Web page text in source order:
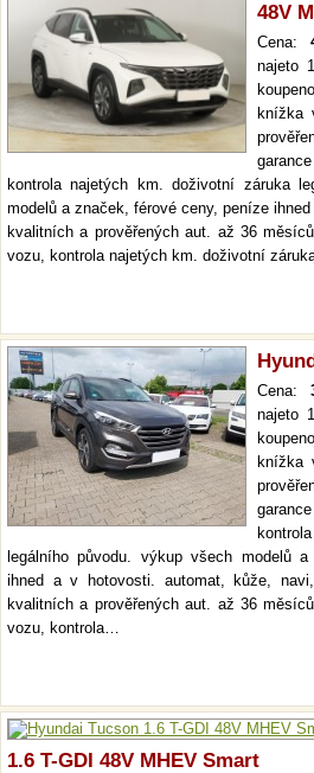
48V
Cena:
najeto
knížka
kontrola najetých km. doživotní záruka
modelů a značek, férové ceny, peníze
kvalitních a prověřených aut. až 36
vozu, kontrola najetých km. doživotní
Cena:
najeto
knížka
legálního původu. výkup všech modelů
ihned a v hotovosti. automat, kůže,
kvalitních a prověřených aut. až 36
vozu, kontrola…
1.6 T-GDI 48V MHEV Smart